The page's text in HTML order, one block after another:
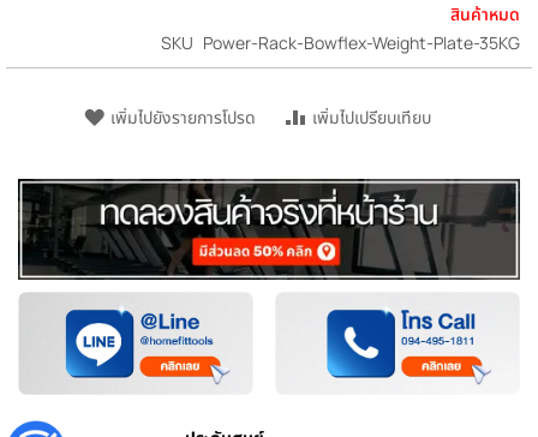
สินค้าหมด
SKU Power-Rack-Bowflex-Weight-Plate-35KG
เพิ่มไปยังรายการโปรด เพิ่มไปเปรียบเทียบ